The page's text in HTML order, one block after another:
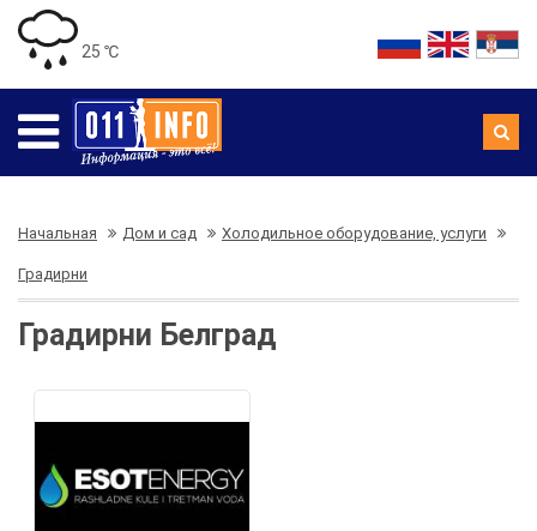
25 ℃
Начальная Дом и сад Холодильное оборудование, услуги
Градирни
Градирни Белград